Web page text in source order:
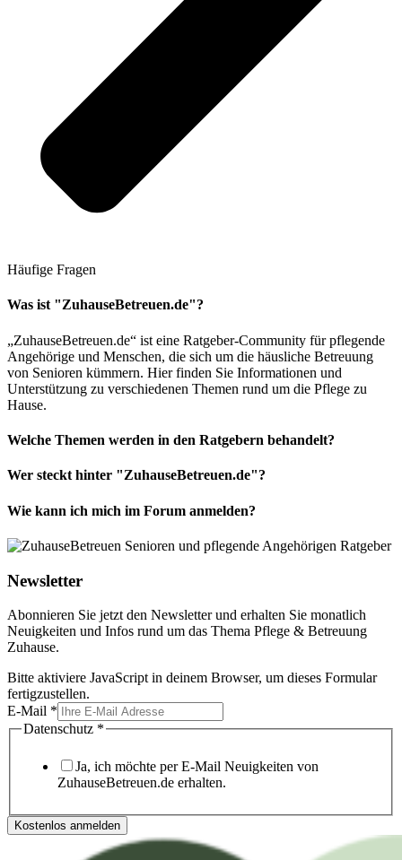
Häufige Fragen
Was ist "ZuhauseBetreuen.de"?
„ZuhauseBetreuen.de“ ist eine Ratgeber-Community für pflegende
Angehörige und Menschen, die sich um die häusliche Betreuung
von Senioren kümmern. Hier finden Sie Informationen und
Unterstützung zu verschiedenen Themen rund um die Pflege zu
Hause.
Welche Themen werden in den Ratgebern behandelt?
Wer steckt hinter "ZuhauseBetreuen.de"?
Wie kann ich mich im Forum anmelden?
Newsletter
Abonnieren Sie jetzt den Newsletter und erhalten Sie monatlich
Neuigkeiten und Infos rund um das Thema Pflege & Betreuung
Zuhause.
Bitte aktiviere JavaScript in deinem Browser, um dieses Formular
fertigzustellen.
E-Mail *
Datenschutz *
Ja, ich möchte per E-Mail Neuigkeiten von
ZuhauseBetreuen.de erhalten.
Kostenlos anmelden